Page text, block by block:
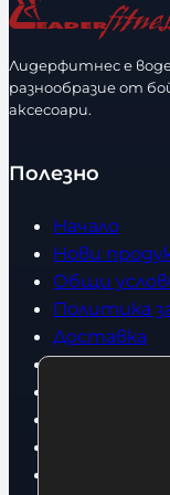
з
м
е
р
е
с
т
в
о
Лидерфитнес е
разнообразие от
аксесоари.
Полезно
Начало
Нови
Общи
Политика
Доставка
Условия за